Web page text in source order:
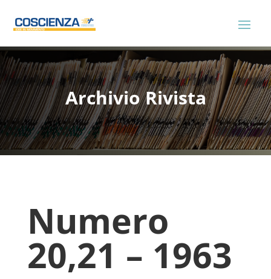
Archivio Rivista
Numero
20,21 – 1963